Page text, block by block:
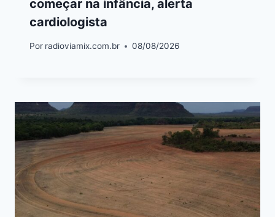
começar na infância, alerta
cardiologista
Por radioviamix.com.br 08/08/2026